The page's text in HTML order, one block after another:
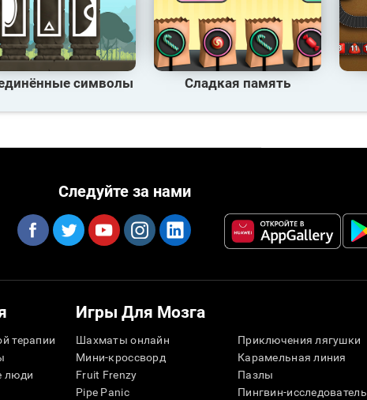
символы Сладкая память
Следуйте за нами
терапии
люди
Игры Для Мозга
Шахматы онлайн
Мини-кроссворд
Fruit Frenzy
Pipe Panic
Приключения лягушки
Карамельная линия
Пазлы
Пингвин-исследователь